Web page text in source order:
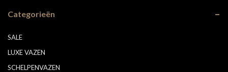
Categorieën
SALE
LUXE VAZEN
SCHELPENVAZEN